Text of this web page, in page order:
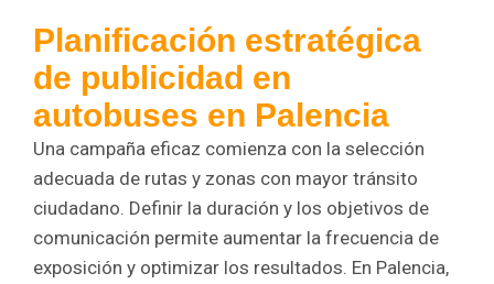
Planificación estratégica
de publicidad en
autobuses en Palencia
Una campaña eficaz comienza con la selección
adecuada de rutas y zonas con mayor tránsito
ciudadano. Definir la duración y los objetivos de
comunicación permite aumentar la frecuencia de
exposición y optimizar los resultados. En Palencia,